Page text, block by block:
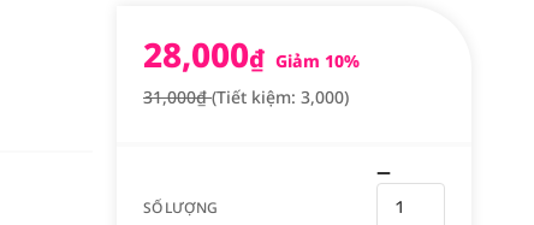
28,000₫ Giảm 10%
31,000₫(Tiết kiệm: 3,000)
SỐ LƯỢNG